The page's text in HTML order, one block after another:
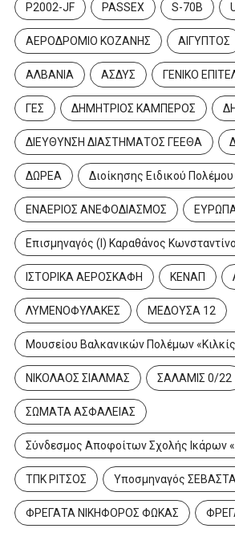
P2002-JF PASSEX S-70B
ΑΕΡΟΔΡΟΜΙΟ ΚΟΖΑΝΗΣ ΑΙΓΥΠΤΟΣ
ΑΛΒΑΝΙΑ ΑΣΔΥΣ ΓΕΝΙΚΟ
ΓΕΣ ΔΗΜΗΤΡΙΟΣ ΚΑΜΠΕΡΟΣ
ΔΙΕΥΘΥΝΣΗ ΔΙΑΣΤΗΜΑΤΟΣ ΓΕΕΘΑ
ΔΩΡΕΑ Διοίκησης Ειδικού Πολέμου
ΕΝΑΕΡΙΟΣ ΑΝΕΦΟΔΙΑΣΜΟΣ
Επισμηναγός (Ι) Καραθάνος
ΙΣΤΟΡΙΚΑ ΑΕΡΟΣΚΑΦΗ ΚΕΝΑΠ
ΛΥΜΕΝΟΦΥΛΑΚΕΣ ΜΕΔΟΥΣΑ 12
Μουσείου Βαλκανικών Πολέμων
ΝΙΚΟΛΑΟΣ ΣΙΑΛΜΑΣ ΣΑΛΑΜΙΣ 0/22
ΣΩΜΑΤΑ ΑΣΦΑΛΕΙΑΣ
Σύνδεσμος Αποφοίτων Σχολής Ικάρων
ΤΠΚ ΡΙΤΣΟΣ Υποσμηναγός
ΦΡΕΓΑΤΑ ΝΙΚΗΦΟΡΟΣ ΦΩΚΑΣ